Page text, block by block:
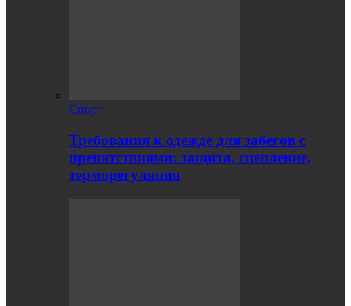
Спорт
Требования к одежде для забегов с
препятствиями: защита, сцепление,
терморегуляция